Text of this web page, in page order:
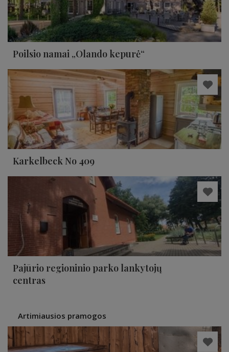
Poilsio namai „Olando kepurė“
Karkelbeck No 409
Pajūrio regioninio parko lankytojų
centras
Artimiausios pramogos